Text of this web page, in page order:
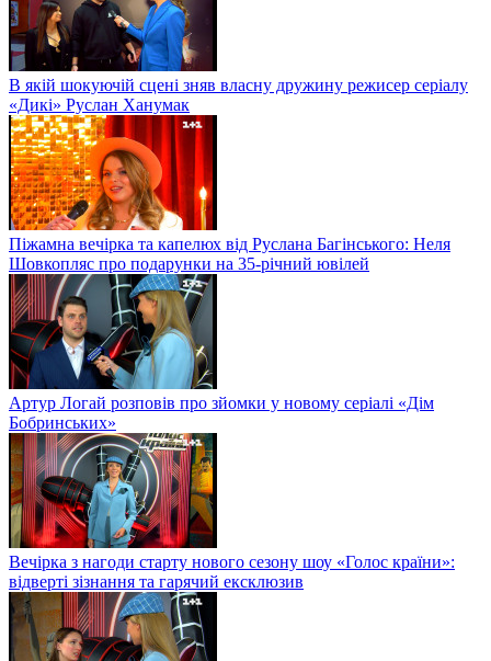
В якій шокуючій сцені зняв власну дружину режисер серіалу
«Дикі» Руслан Ханумак
Піжамна вечірка та капелюх від Руслана Багінського: Неля
Шовкопляс про подарунки на 35-річний ювілей
Артур Логай розповів про зйомки у новому серіалі «Дім
Бобринських»
Вечірка з нагоди старту нового сезону шоу «Голос країни»:
відверті зізнання та гарячий ексклюзив